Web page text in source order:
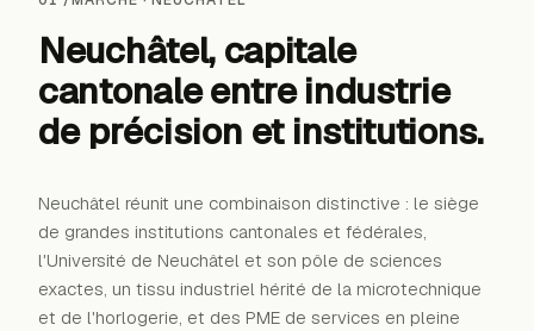
→
Neuchâtel, capitale
cantonale entreindustrie
de précision et institutions.
Neuchâtel réunit une combinaison distinctive : le siège
de grandes institutions cantonales et fédérales,
l'Université de Neuchâtel et son pôle de sciences
exactes, un tissu industriel hérité de la microtechnique
et de l'horlogerie, et des PME de services en pleine